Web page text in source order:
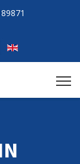
τη γλώσσα σας